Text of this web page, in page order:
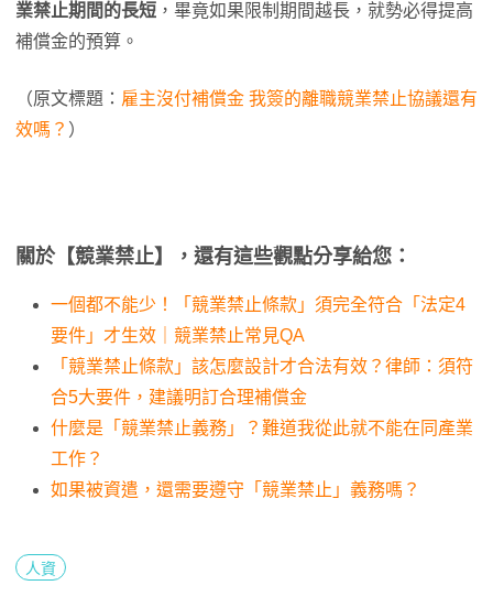
業禁止期間的長短 ，畢竟如果限制期間越長，就勢必得提高
補償金的預算。
（原文標題： 雇主沒付補償金 我簽的離職競業禁止協議還有
效嗎？ ）
關於【競業禁止】，還有這些觀點分享給您：
一個都不能少！「競業禁止條款」須完全符合「法定4
要件」才生效｜競業禁止常見QA
「競業禁止條款」該怎麼設計才合法有效？律師：須符
合5大要件，建議明訂合理補償金
什麼是「競業禁止義務」？難道我從此就不能在同產業
工作？
如果被資遣，還需要遵守「競業禁止」義務嗎？
人資